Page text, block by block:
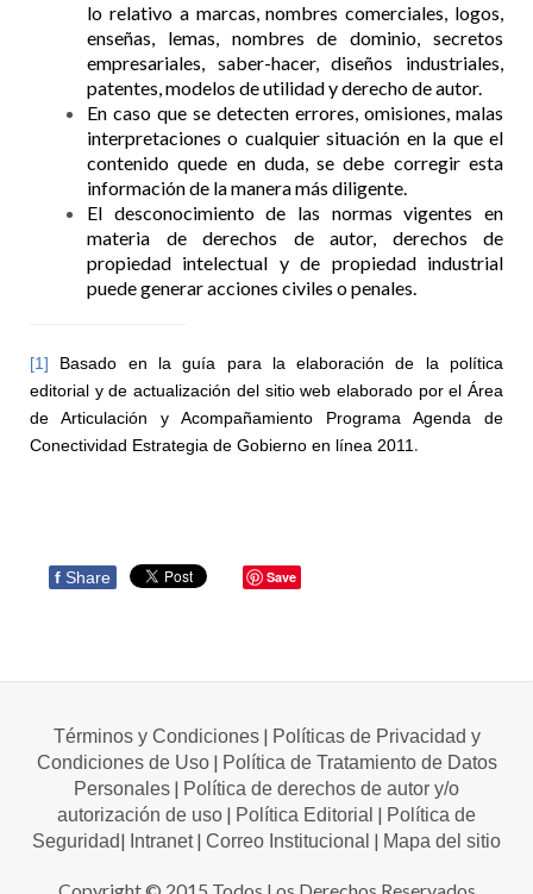
lo relativo a marcas, nombres comerciales, logos,
enseñas, lemas, nombres de dominio, secretos
empresariales, saber-hacer, diseños industriales,
patentes, modelos de utilidad y derecho de autor.
En caso que se detecten errores, omisiones, malas
interpretaciones o cualquier situación en la que el
contenido quede en duda, se debe corregir esta
información de la manera más diligente.
El desconocimiento de las normas vigentes en
materia de derechos de autor, derechos de
propiedad intelectual y de propiedad industrial
puede generar acciones civiles o penales.
[1] Basado en la guía para la elaboración de la política
editorial y de actualización del sitio web elaborado por el Área
de Articulación y Acompañamiento Programa Agenda de
Conectividad Estrategia de Gobierno en línea 2011 .
f Share Save
Términos y Condiciones| Políticas de Privacidad y
Condiciones de Uso| Política de Tratamiento de Datos
Personales | Política de derechos de autor y/o
autorización de uso | Política Editorial | Política de
Seguridad| Intranet| Correo Institucional | Mapa del sitio